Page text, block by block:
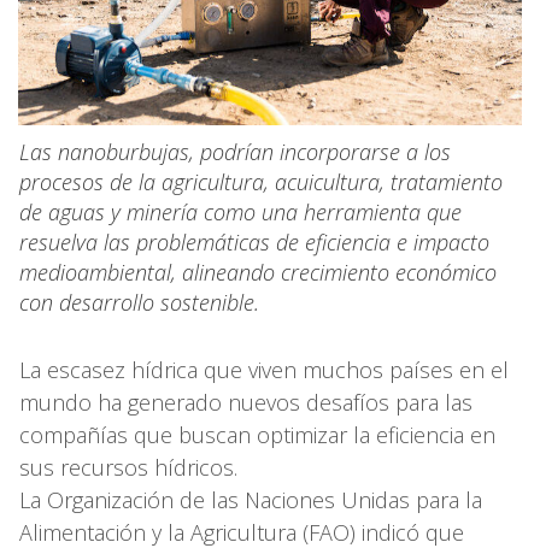
Las nanoburbujas, podrían incorporarse a los
procesos de la agricultura, acuicultura, tratamiento
de aguas y minería como una herramienta que
resuelva las problemáticas de eficiencia e impacto
medioambiental, alineando crecimiento económico
con desarrollo sostenible.
La escasez hídrica que viven muchos países en el
mundo ha generado nuevos desafíos para las
compañías que buscan optimizar la eficiencia en
sus recursos hídricos.
La Organización de las Naciones Unidas para la
Alimentación y la Agricultura (FAO) indicó que